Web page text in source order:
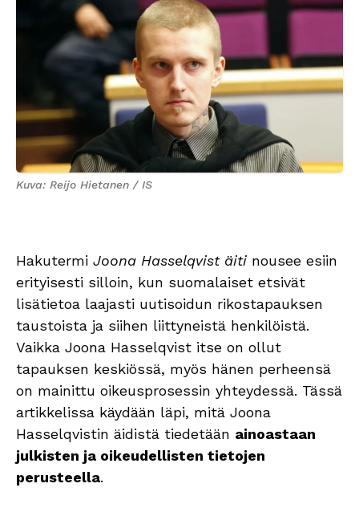
Kuva: Reijo Hietanen / IS
Hakutermi Joona Hasselqvist äiti nousee esiin
erityisesti silloin, kun suomalaiset etsivät
lisätietoa laajasti uutisoidun rikostapauksen
taustoista ja siihen liittyneistä henkilöistä.
Vaikka Joona Hasselqvist itse on ollut
tapauksen keskiössä, myös hänen perheensä
on mainittu oikeusprosessin yhteydessä. Tässä
artikkelissa käydään läpi, mitä Joona
Hasselqvistin äidistä tiedetään ainoastaan
julkisten ja oikeudellisten tietojen
perusteella.